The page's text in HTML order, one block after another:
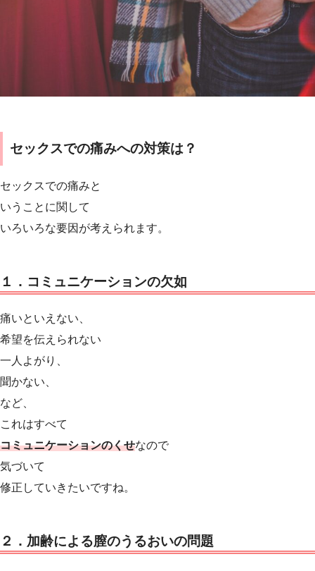
セックスでの痛みへの対策は？
セックスでの痛みと
いうことに関して
いろいろな要因が考えられます。
１．コミュニケーションの欠如
痛いといえない、
希望を伝えられない
一人よがり、
聞かない、
など、
これはすべて
コミュニケーションのくせなので
気づいて
修正していきたいですね。
２．加齢による膣のうるおいの問題